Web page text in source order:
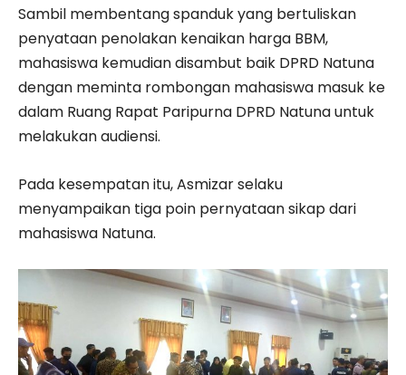
Sambil membentang spanduk yang bertuliskan
penyataan penolakan kenaikan harga BBM,
mahasiswa kemudian disambut baik DPRD Natuna
dengan meminta rombongan mahasiswa masuk ke
dalam Ruang Rapat Paripurna DPRD Natuna untuk
melakukan audiensi.
Pada kesempatan itu, Asmizar selaku
menyampaikan tiga poin pernyataan sikap dari
mahasiswa Natuna.